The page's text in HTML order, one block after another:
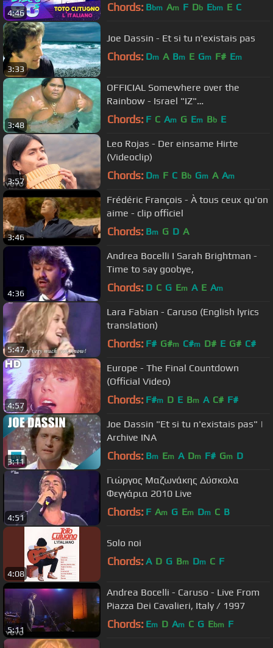
4:46 Chords: Bbm Am F Db Ebm E C
3:33
Joe Dassin - Et si tu n'existais pas
Chords: Dm A Bm E Gm F# Em
3:48
OFFICIAL Somewhere over the
Rainbow - Israel "IZ"
Kamakawiwoʻole
Chords: F C Am G Em Bb E
3:57
Leo Rojas - Der einsame Hirte
(Videoclip)
Chords: Dm F C Bb Gm A Am
3:46
Frédéric François - À tous ceux qu'on
aime - clip officiel
Chords: Bm G D A
4:36
Andrea Bocelli I Sarah Brightman -
Time to say goobye,
Chords: D C G Em A E Am
5:47
Lara Fabian - Caruso (English lyrics
translation)
Chords: F# G#m C#m D# E G# C#
4:57
Europe - The Final Countdown
(Official Video)
Chords: F#m D E Bm A C# F#
3:11
Joe Dassin "Et si tu n'existais pas" |
Archive INA
Chords: Bm Em A Dm F# Gm D
4:51
Γιώργος Μαζωνάκης Δύσκολα
Φεγγάρια 2010 Live
Chords: F Am G Em Dm C B
4:08
Solo noi
Chords: A D G Bm Dm C F
5:11
Andrea Bocelli - Caruso - Live From
Piazza Dei Cavalieri, Italy / 1997
Chords: Em D Am C G Ebm F